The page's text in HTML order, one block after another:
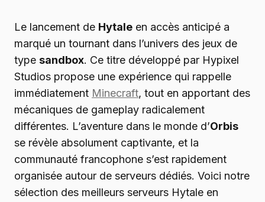
Le lancement de Hytale en accès anticipé a
marqué un tournant dans l’univers des jeux de
type sandbox. Ce titre développé par Hypixel
Studios propose une expérience qui rappelle
immédiatement Minecraft, tout en apportant des
mécaniques de gameplay radicalement
différentes. L’aventure dans le monde d’Orbis
se révèle absolument captivante, et la
communauté francophone s’est rapidement
organisée autour de serveurs dédiés. Voici notre
sélection des meilleurs serveurs Hytale en